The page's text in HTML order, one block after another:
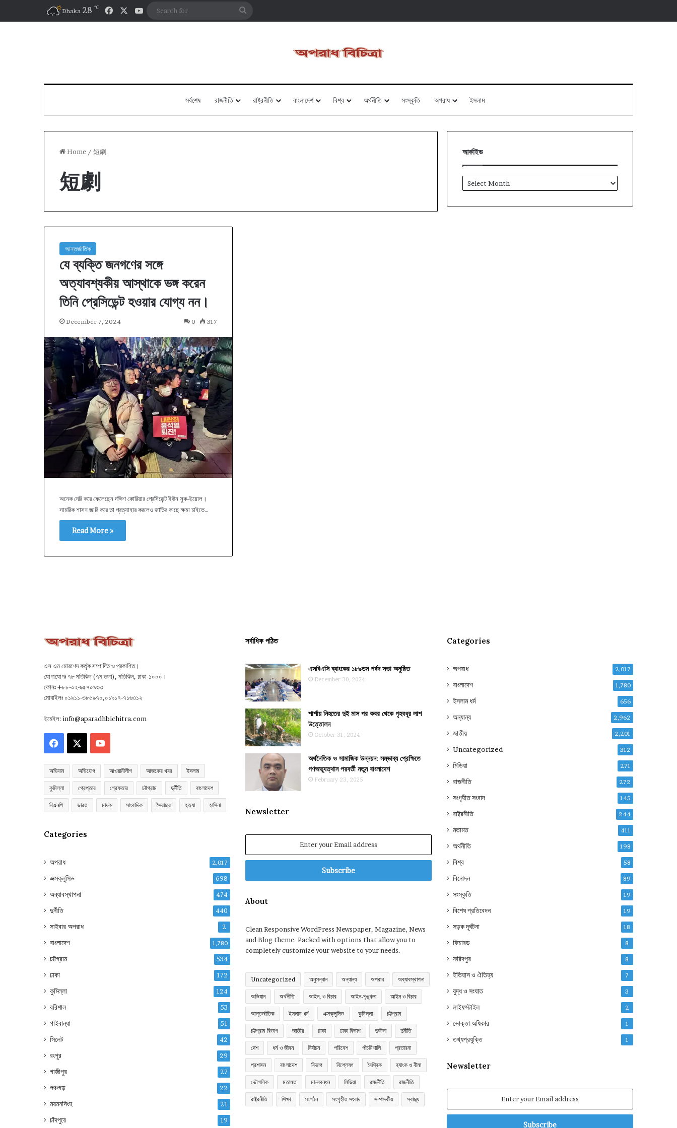
Dhaka 28 ℃ FacebookYouTube
সর্বশেষ রাজনীতি রাষ্ট্রনীতি বাংলাদেশ বিশ্ব অর্থনীতি সংস্কৃতি অপরাধ ইসলাম
Home / 短劇
短劇
আন্তর্জাতিক
যে ব্যক্তি জনগণের সঙ্গে
অত্যাবশ্যকীয় আস্থাকে ভঙ্গ করেন
তিনি প্রেসিডেন্ট হওয়ার যোগ্য নন।
December 7, 2024 0 317
অনেক দেরি করে ফেলেছেন দক্ষিণ কোরিয়ার প্রেসিডেন্ট ইউন সুক-ইয়োল।
সামরিক শাসন জারি করে তা প্রত্যাহার করলেও জাতির কাছে ক্ষমা চাইতে…
Read More »
আর্কাইভ
আর্কাইভ
এস এম মোরশেদ কর্তৃক সম্পাদিত ও প্রকাশিত।
যোগাযোগঃ ৭৮ মতিঝিল (৭ম তলা), মতিঝিল, ঢাকা-১০০০।
ফোনঃ +৮৮-০২-৯৫৭০৯৩৩
মোবাইলঃ ০১৯১১-৩৮৫৯৭০,০১৯১৭-৭১৬৩১২
ইমেইল:info@aparadhbichitra.com
Facebook YouTube
অভিযান অভিযোগ আওয়ামীলীগ আজকের খবর ইসলাম
কুমিল্লা গ্রেপ্তার গ্রেফতার চট্টগ্রাম দুর্নীতি বাংলাদেশ
বিএনপি ভারত মাদক সাংবাদিক সৈরাচার হত্যা হাসিনা
Categories
অপরাধ 2,017
এক্সক্লুসিভ 698
অব্যাবস্থাপনা 474
দুর্নীতি 440
সাইবার অপরাধ 2
বাংলাদেশ 1,780
চট্টগ্রাম 534
ঢাকা 172
কুমিল্লা 124
বরিশাল 53
গাইবান্ধা 51
সিলেট 42
রংপুর 29
গাজীপুর 27
পঞ্চগড় 22
ময়মনসিংহ 21
চাঁদপুরে 19
সর্বাধিক পঠিত
এসবিএসি ব্যাংকের ১৮৯তম পর্ষদ সভা অনুষ্ঠিত
December 30, 2024
শার্শায় নিহতের দুই মাস পর কবর থেকে গৃহবধূর লাশ
উত্তোলন
October 31, 2024
অর্থনৈতিক ও সামাজিক উন্নয়ন: সম্ভাব্য প্রেক্ষিতে
গণঅভ্যুত্থান পরবর্তী নতুন বাংলাদেশ
February 23, 2025
Newsletter
Email
About
Clean Responsive WordPress Newspaper, Magazine, News
and Blog theme. Packed with options that allow you to
completely customize your website to your needs.
Uncategorized অনুসন্ধান অন্যান্য অপরাধ অব্যাবস্থাপনা
অভিযান অর্থনীতি আইন, ও বিচার আইন-শৃঙ্খলা আইন ও বিচার
আন্তর্জাতিক ইসলাম ধর্ম এক্সক্লুসিভ কুমিল্লা চট্টগ্রাম
চট্টগ্রাম বিভাগ জাতীয় ঢাকা ঢাকা বিভাগ দুর্ঘটনা দুর্নীতি
দেশ ধর্ম ও জীবন নির্বাচন পরিবেশ পাঁচমিশালি প্রতারনা
প্রশাসন বাংলাদেশ বিভাগ বিশ্লেষণ বৈশ্বিক ব্যাংক ও বীমা
ভৌগলিক মতামত মানববন্ধন মিডিয়া রাজনীতি রাজনীতি
রাষ্ট্রনীতি শিক্ষা সংগঠন সংগৃহীত সংবাদ সম্পাদকীয় স্বাস্থ্য
Categories
অপরাধ 2,017
বাংলাদেশ 1,780
ইসলাম ধর্ম 656
অন্যান্য 2,962
জাতীয় 2,201
Uncategorized 312
মিডিয়া 271
রাজনীতি 272
সংগৃহীত সংবাদ 145
রাষ্ট্রনীতি 244
মতামত 411
অর্থনীতি 198
বিশ্ব 58
বিনোদন 89
সংস্কৃতি 19
বিশেষ প্রতিবেদন 19
সড়ক দূর্ঘটনা 18
ফিচারড 8
ফরিদপুর 8
ইতিহাস ও ঐতিহ্য 7
যুদ্ধ ও সংঘাত 3
লাইফস্টাইল 2
ভোক্তা অধিকার 1
তথ্যপ্রযুক্তি 1
Newsletter
Email